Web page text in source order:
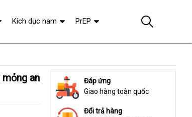
Đáp ứng
Giao hàng toàn quốc
Đổi trả hàng
Kích dục nam PrEP